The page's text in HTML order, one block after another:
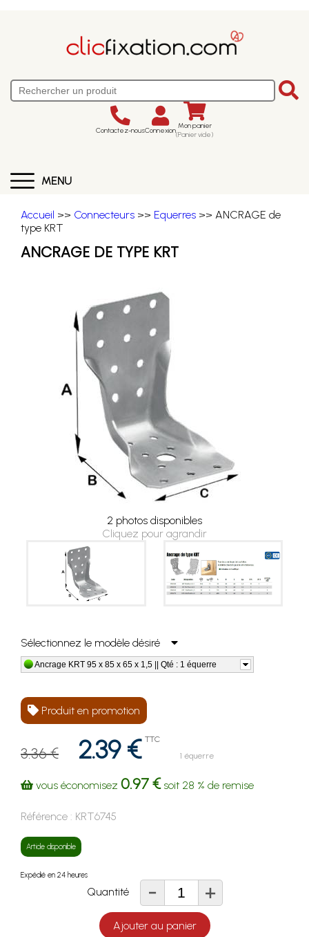
Contactez-nousConnexion Mon panier
(Panier vide)
MENU
Accueil >> Connecteurs >> Equerres >> ANCRAGE de
type KRT
ANCRAGE DE TYPE KRT
2 photos disponibles
Cliquez pour agrandir
Sélectionnez le modèle désiré
Ancrage KRT 95 x 85 x 65 x 1,5 || Qté : 1 équerre
Produit en promotion
3.36 € 2.39 € TTC
1 équerre
vous économisez 0.97 €soit 28 % de remise
Référence : KRT6745
Article disponible
Expédié en 24 heures
Quantité - +
Ajouter au panier